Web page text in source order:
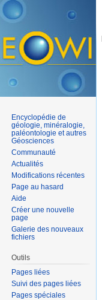
Encyclopédie de
géologie, minéralogie,
paléontologie et autres
Géosciences
Communauté
Actualités
Modifications récentes
Page au hasard
Aide
Créer une nouvelle
page
Galerie des nouveaux
fichiers
Outils
Pages liées
Suivi des pages liées
Pages spéciales